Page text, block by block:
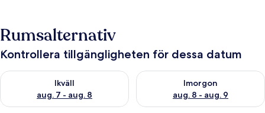
Rumsalternativ
Kontrollera tillgängligheten för dessa datum
Ikväll
aug. 7 - aug. 8
Kontrollera tillgängligheten för ikväll aug. 7 - aug. 8
Imorgon
aug. 8 - aug. 9
Kontrollera tillgängligheten